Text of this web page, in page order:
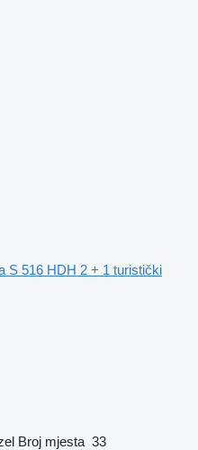
S 516 HDH 2 + 1 turistički
Broj mjesta 33